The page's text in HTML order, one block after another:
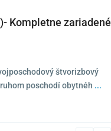
Kompletne zariadené
štvorizbový
poschodí obytnéh ...